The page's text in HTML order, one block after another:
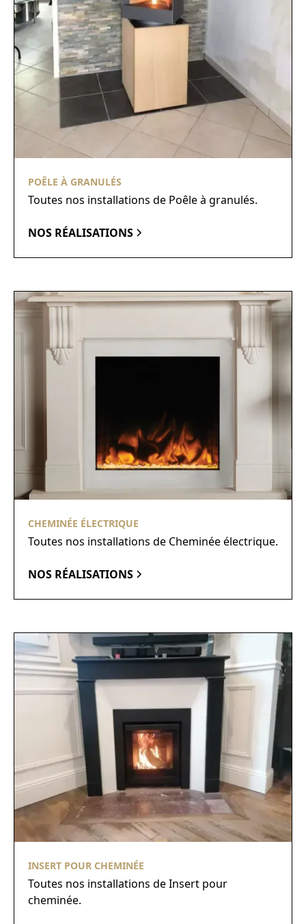
POÊLE À GRANULÉS
Toutes nos installations de Poêle à granulés.
NOS RÉALISATIONS
CHEMINÉE ÉLECTRIQUE
Toutes nos installations de Cheminée électrique.
NOS RÉALISATIONS
INSERT POUR CHEMINÉE
Toutes nos installations de Insert pour
cheminée.